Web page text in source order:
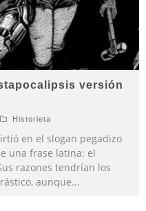
versión
Historieta
en el slogan pegadizo
una frase latina: el
razones tendrían los
aunque...